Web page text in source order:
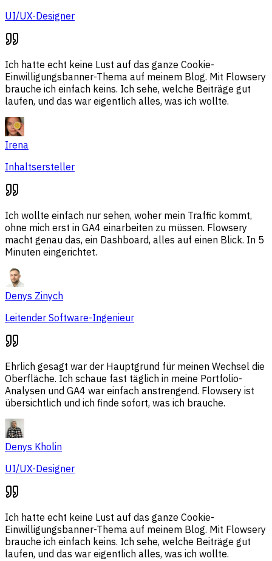
UI/UX-Designer
Ich hatte echt keine Lust auf das ganze Cookie-
Einwilligungsbanner-Thema auf meinem Blog. Mit Flowsery
brauche ich einfach keins. Ich sehe, welche Beiträge gut
laufen, und das war eigentlich alles, was ich wollte.
Irena
Inhaltsersteller
Ich wollte einfach nur sehen, woher mein Traffic kommt,
ohne mich erst in GA4 einarbeiten zu müssen. Flowsery
macht genau das, ein Dashboard, alles auf einen Blick. In 5
Minuten eingerichtet.
Denys Zinych
Leitender Software-Ingenieur
Ehrlich gesagt war der Hauptgrund für meinen Wechsel die
Oberfläche. Ich schaue fast täglich in meine Portfolio-
Analysen und GA4 war einfach anstrengend. Flowsery ist
übersichtlich und ich finde sofort, was ich brauche.
Denys Kholin
UI/UX-Designer
Ich hatte echt keine Lust auf das ganze Cookie-
Einwilligungsbanner-Thema auf meinem Blog. Mit Flowsery
brauche ich einfach keins. Ich sehe, welche Beiträge gut
laufen, und das war eigentlich alles, was ich wollte.